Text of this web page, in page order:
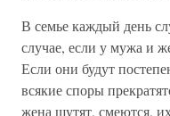
В семье каждый день
случае, если у мужа и
Если они будут
всякие споры
жена шутят, смеются,